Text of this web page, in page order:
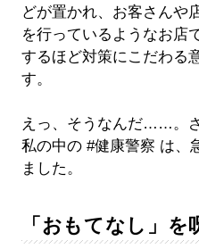
どが置かれ、お客さんや
を行っているようなお店
するほど対策にこだわる
す。
えっ、そうなんだ……
私の中の #健康警察 は、
ました。
「おもてなし」